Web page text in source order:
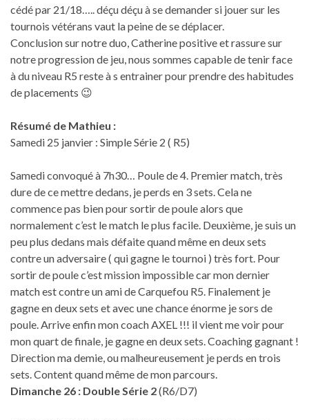
cédé par 21/18….. déçu déçu à se demander si jouer sur les
tournois vétérans vaut la peine de se déplacer.
Conclusion sur notre duo, Catherine positive et rassure sur
notre progression de jeu, nous sommes capable de tenir face
à du niveau R5 reste à s entrainer pour prendre des habitudes
de placements 😉
Résumé de Mathieu :
Samedi 25 janvier : Simple Série 2 ( R5)
Samedi convoqué à 7h30… Poule de 4. Premier match, très
dure de ce mettre dedans, je perds en 3 sets. Cela ne
commence pas bien pour sortir de poule alors que
normalement c’est le match le plus facile. Deuxième, je suis un
peu plus dedans mais défaite quand même en deux sets
contre un adversaire ( qui gagne le tournoi ) très fort. Pour
sortir de poule c’est mission impossible car mon dernier
match est contre un ami de Carquefou R5. Finalement je
gagne en deux sets et avec une chance énorme je sors de
poule. Arrive enfin mon coach AXEL !!! il vient me voir pour
mon quart de finale, je gagne en deux sets. Coaching gagnant !
Direction ma demie, ou malheureusement je perds en trois
sets. Content quand même de mon parcours.
Dimanche 26 : Double Série 2(R6/D7)